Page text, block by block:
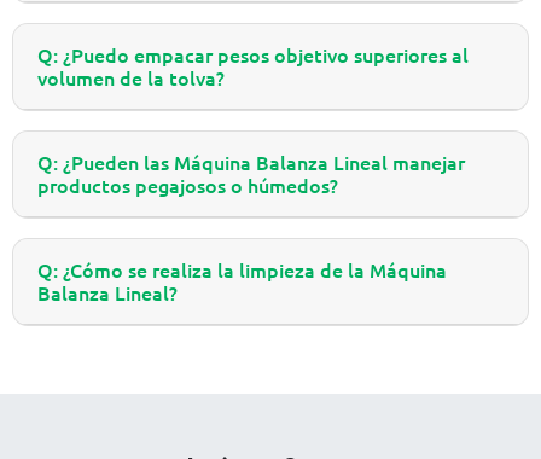
Q: ¿Puedo empacar pesos objetivo superiores al
volumen de la tolva?
Q: ¿Pueden las Máquina Balanza Lineal manejar
productos pegajosos o húmedos?
Q: ¿Cómo se realiza la limpieza de la Máquina
Balanza Lineal?